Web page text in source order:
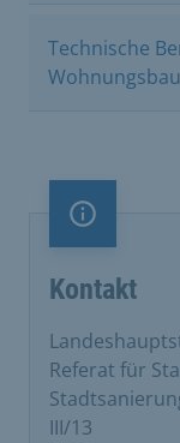
Technische
Wohnungsbau
Information
Kontakt
Referat für
III/13